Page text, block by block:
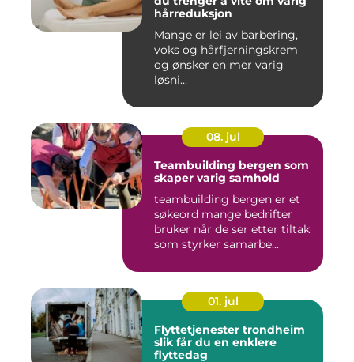
hårreduksjon
Mange er lei av barbering,
voks og hårfjerningskrem
og ønsker en mer varig
løsni...
08. jul
Teambuilding bergen som
skaper varig samhold
teambuilding bergen er et
søkeord mange bedrifter
bruker når de ser etter tiltak
som styrker samarbe...
01. jul
Flyttetjenester trondheim
slik får du en enklere
flyttedag